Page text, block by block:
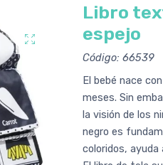
Libro
espejo
Código: 66539
El bebé nace
meses. Sin
la visión de los
negro es
coloridos,